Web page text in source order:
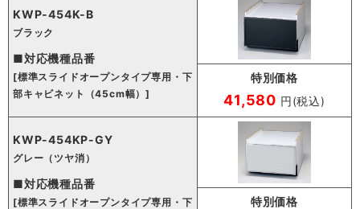
KWP-454K-B
ブラック
■対応機種品番
[標準スライドオープンタイプ専用・下
部キャビネット（45cm幅）]
特別価格
41,580 円(税込)
KWP-454KP-GY
グレー（ツヤ消）
■対応機種品番
[標準スライドオープンタイプ専用・下
特別価格